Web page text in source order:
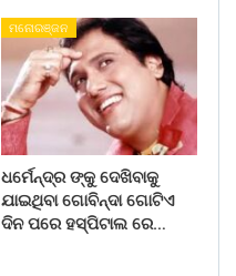
ମନୋରଞ୍ଜନ
ଧର୍ମେନ୍ଦ୍ର ଙ୍କୁ ଦେଖିବାକୁ
ଯାଇଥିବା ଗୋବିନ୍ଦା ଗୋଟିଏ
ଦିନ ପରେ ହସ୍ପିଟାଲ ରେ…